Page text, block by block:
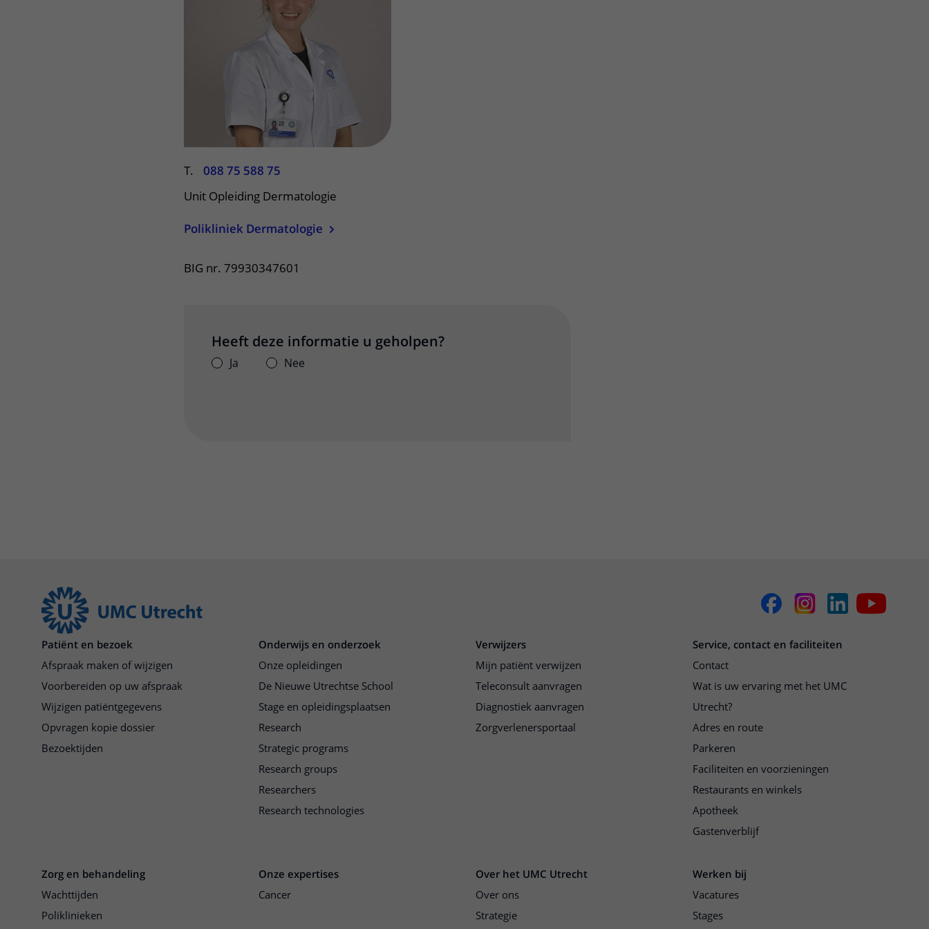
Wijzigen patiëntgegevens
T.
088 75 588 75
Unit Opleiding Dermatologie
Polikliniek Dermatologie
BIG nr. 79930347601
Heeft deze informatie u geholpen?
Ja Nee
Patiënt en bezoek
Afspraak maken of wijzigen
Voorbereiden op uw afspraak
Wijzigen patiëntgegevens
Opvragen kopie dossier
Bezoektijden
Onderwijs en onderzoek
Onze opleidingen
De Nieuwe Utrechtse School
Stage en opleidingsplaatsen
Research
Strategic programs
Research groups
Researchers
Research technologies
Verwijzers
Mijn patiënt verwijzen
Teleconsult aanvragen
Diagnostiek aanvragen
Zorgverlenersportaal
Service, contact en faciliteiten
Contact
Wat is uw ervaring met het UMC
Utrecht?
Adres en route
Parkeren
Faciliteiten en voorzieningen
Restaurants en winkels
Apotheek
Gastenverblijf
Zorg en behandeling
Wachttijden
Poliklinieken
Onze expertises
Cancer
Over het UMC Utrecht
Over ons
Strategie
Werken bij
Vacatures
Stages